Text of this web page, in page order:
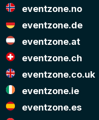
eventzone.no
eventzone.de
eventzone.at
eventzone.ch
eventzone.co.uk
eventzone.ie
eventzone.es